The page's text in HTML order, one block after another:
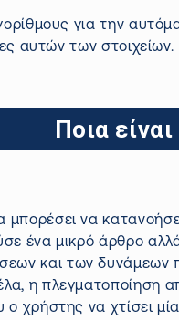
για την
αυτών των στοιχείων.
Ποια
μπορέσει να
ένα μικρό άρθρο
και των δυνάμεων
η πλεγματοποίηση
ο χρήστης να χτίσει